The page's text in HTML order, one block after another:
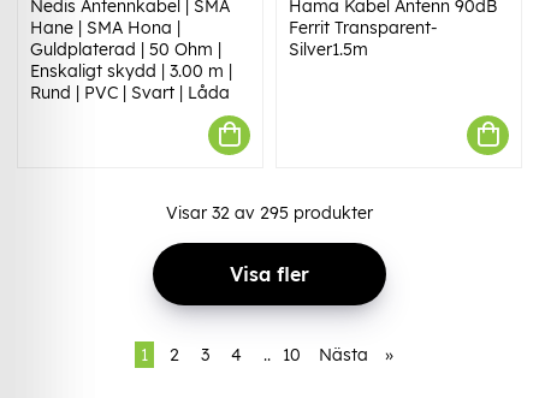
Nedis Antennkabel | SMA
Hane | SMA Hona |
Guldplaterad | 50 Ohm |
Enskaligt skydd | 3.00 m |
Rund | PVC | Svart | Låda
Hama Kabel Antenn 90dB
Ferrit Transparent-
Silver1.5m
Visar 32 av 295 produkter
Visa fler
1 2 3 4 .. 10 Nästa »